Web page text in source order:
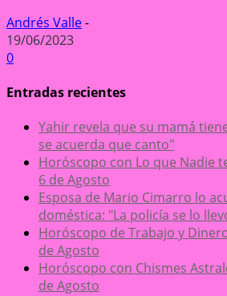
Andrés Valle-
19/06/2023
0
Entradas recientes
Yahir revela que su mamá
se acuerda que canto"
Horóscopo con Lo que Nadie
6 de Agosto
Esposa de Mario Cimarro lo
doméstica: "La policía se lo
Horóscopo de Trabajo y
de Agosto
Horóscopo con Chismes
de Agosto